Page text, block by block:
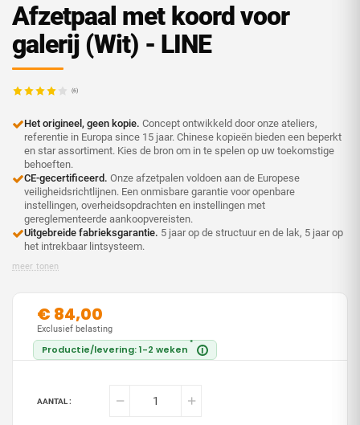
Afzetpaal met koord voor
galerij (Wit) - LINE
(6)
Het origineel, geen kopie. Concept ontwikkeld door onze ateliers,
referentie in Europa since 15 jaar. Chinese kopieën bieden een beperkt
en star assortiment. Kies de bron om in te spelen op uw toekomstige
behoeften.
CE-gecertificeerd. Onze afzetpalen voldoen aan de Europese
veiligheidsrichtlijnen. Een onmisbare garantie voor openbare
instellingen, overheidsopdrachten en instellingen met
gereglementeerde aankoopvereisten.
Uitgebreide fabrieksgarantie. 5 jaar op de structuur en de lak, 5 jaar op
het intrekbaar lintsysteem.
meer tonen
€ 84,00
Productie/levering: 1-2 weken *
i
Exclusief belasting
AANTAL :